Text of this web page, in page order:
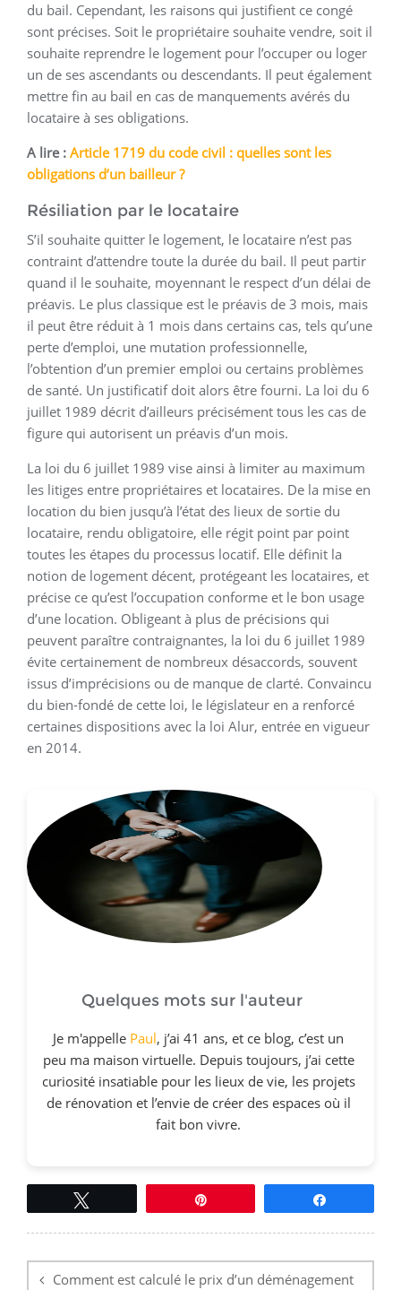
du bail. Cependant, les raisons qui justifient ce congé
sont précises. Soit le propriétaire souhaite vendre, soit il
souhaite reprendre le logement pour l’occuper ou loger
un de ses ascendants ou descendants. Il peut également
mettre fin au bail en cas de manquements avérés du
locataire à ses obligations.
A lire : Article 1719 du code civil : quelles sont les
obligations d’un bailleur ?
Résiliation par le locataire
S’il souhaite quitter le logement, le locataire n’est pas
contraint d’attendre toute la durée du bail. Il peut partir
quand il le souhaite, moyennant le respect d’un délai de
préavis. Le plus classique est le préavis de 3 mois, mais
il peut être réduit à 1 mois dans certains cas, tels qu’une
perte d’emploi, une mutation professionnelle,
l’obtention d’un premier emploi ou certains problèmes
de santé. Un justificatif doit alors être fourni. La loi du 6
juillet 1989 décrit d’ailleurs précisément tous les cas de
figure qui autorisent un préavis d’un mois.
La loi du 6 juillet 1989 vise ainsi à limiter au maximum
les litiges entre propriétaires et locataires. De la mise en
location du bien jusqu’à l’état des lieux de sortie du
locataire, rendu obligatoire, elle régit point par point
toutes les étapes du processus locatif. Elle définit la
notion de logement décent, protégeant les locataires, et
précise ce qu’est l’occupation conforme et le bon usage
d’une location. Obligeant à plus de précisions qui
peuvent paraître contraignantes, la loi du 6 juillet 1989
évite certainement de nombreux désaccords, souvent
issus d’imprécisions ou de manque de clarté. Convaincu
du bien-fondé de cette loi, le législateur en a renforcé
certaines dispositions avec la loi Alur, entrée en vigueur
en 2014.
Quelques mots sur l'auteur
Je m'appelle Paul, j’ai 41 ans, et ce blog, c’est un
peu ma maison virtuelle. Depuis toujours, j’ai cette
curiosité insatiable pour les lieux de vie, les projets
de rénovation et l’envie de créer des espaces où il
fait bon vivre.
de
l’articleComment est calculé le prix d’un déménagement